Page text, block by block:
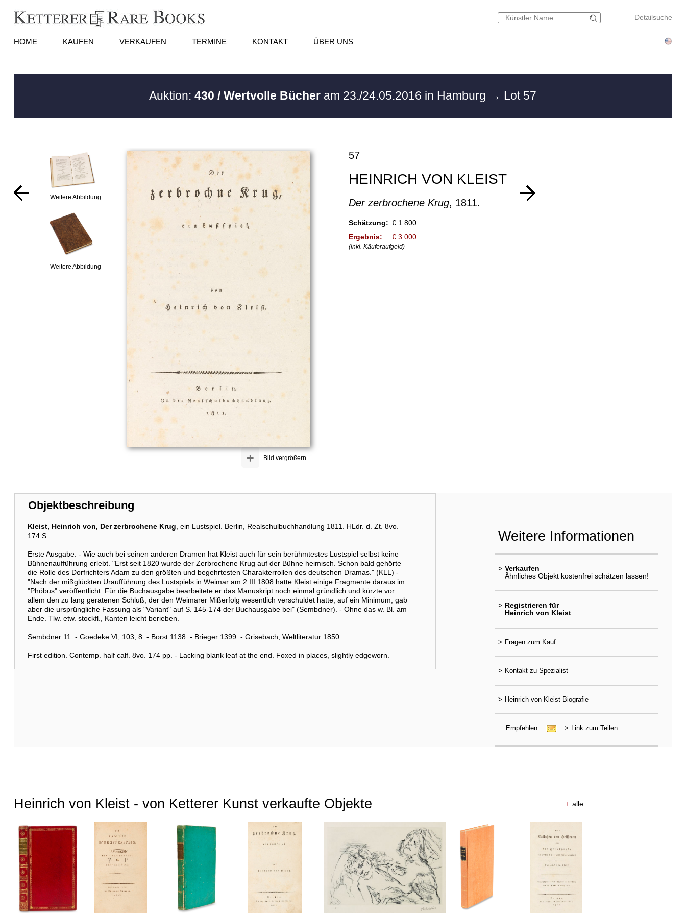
Detailsuche
HOME KAUFEN VERKAUFEN TERMINE KONTAKT ÜBER UNS
Auktion:430 / Wertvolle Bücher am 23./24.05.2016 in Hamburg → Lot 57
Weitere Abbildung
Weitere Abbildung
Bild vergrößern
+
57
HEINRICH VON KLEIST
Der zerbrochene Krug, 1811.
Schätzung: € 1.800
Ergebnis:
€ 3.000
(inkl. Käuferaufgeld)
Objektbeschreibung
Kleist, Heinrich von, Der zerbrochene Krug , ein Lustspiel. Berlin, Realschulbuchhandlung 1811. HLdr. d. Zt. 8vo.
174 S.
Erste Ausgabe. - Wie auch bei seinen anderen Dramen hat Kleist auch für sein berühmtestes Lustspiel selbst keine
Bühnenaufführung erlebt. "Erst seit 1820 wurde der Zerbrochene Krug auf der Bühne heimisch. Schon bald gehörte
die Rolle des Dorfrichters Adam zu den größten und begehrtesten Charakterrollen des deutschen Dramas." (KLL) -
"Nach der mißglückten Uraufführung des Lustspiels in Weimar am 2.III.1808 hatte Kleist einige Fragmente daraus im
"Phöbus" veröffentlicht. Für die Buchausgabe bearbeitete er das Manuskript noch einmal gründlich und kürzte vor
allem den zu lang geratenen Schluß, der den Weimarer Mißerfolg wesentlich verschuldet hatte, auf ein Minimum, gab
aber die ursprüngliche Fassung als "Variant" auf S. 145-174 der Buchausgabe bei" (Sembdner). - Ohne das w. Bl. am
Ende. Tlw. etw. stockfl., Kanten leicht berieben.
Sembdner 11. - Goedeke VI, 103, 8. - Borst 1138. - Brieger 1399. - Grisebach, Weltliteratur 1850.
First edition. Contemp. half calf. 8vo. 174 pp. - Lacking blank leaf at the end. Foxed in places, slightly edgeworn.
Weitere Informationen
> Verkaufen
Ähnliches Objekt kostenfrei schätzen lassen!
> Registrieren für
Heinrich von Kleist
> Fragen zum Kauf
> Kontakt zu Spezialist
> Heinrich von Kleist Biografie
Empfehlen > Link zum Teilen
Heinrich von Kleist - von Ketterer Kunst verkaufte Objekte + alle